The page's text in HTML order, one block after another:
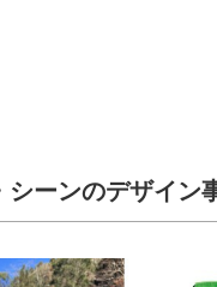
シーンのデザイン